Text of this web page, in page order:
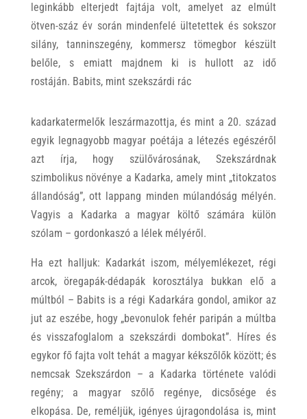
leginkább elterjedt fajtája volt, amelyet az elmúlt
ötven-száz év során mindenfelé ültetettek és sokszor
silány, tanninszegény, kommersz tömegbor készült
belőle, s emiatt majdnem ki is hullott az idő
rostáján. Babits, mint szekszárdi rác
kadarkatermelők leszármazottja, és mint a 20. század
egyik legnagyobb magyar poétája a létezés egészéről
azt írja, hogy szülővárosának, Szekszárdnak
szimbolikus növénye a Kadarka, amely mint „titokzatos
állandóság”, ott lappang minden múlandóság mélyén.
Vagyis a Kadarka a magyar költő számára külön
szólam – gordonkaszó a lélek mélyéről.
Ha ezt halljuk: Kadarkát iszom, mélyemlékezet, régi
arcok, öregapák-dédapák korosztálya bukkan elő a
múltból – Babits is a régi Kadarkára gondol, amikor az
jut az eszébe, hogy „bevonulok fehér paripán a múltba
és visszafoglalom a szekszárdi dombokat”. Híres és
egykor fő fajta volt tehát a magyar kékszőlők között; és
nemcsak Szekszárdon – a Kadarka története valódi
regény; a magyar szőlő regénye, dicsősége és
elkopása. De, reméljük, igényes újragondolása is, mint